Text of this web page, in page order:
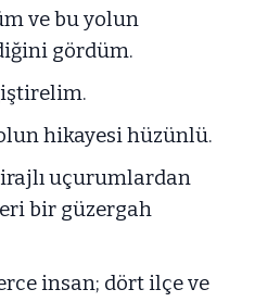
ve bu yolun
gördüm.
hikayesi hüzünlü.
uçurumlardan
bir güzergah
insan; dört ilçe ve